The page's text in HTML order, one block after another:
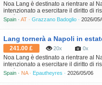
Noa Lang è destinato a rientrare al
intenzionato a esercitare il diritto di
metà stagione. Il club turco, sempre
Spain · AT · Grazzano Badoglio · 2026/
Lang tornerà a Napoli in
241.00 £ 20x 0x
Noa Lang è destinato a rientrare al
intenzionato a esercitare il diritto di
metà stagione. Il club turco, sempre
Spain · NA · Epautheyres · 2026/05/06